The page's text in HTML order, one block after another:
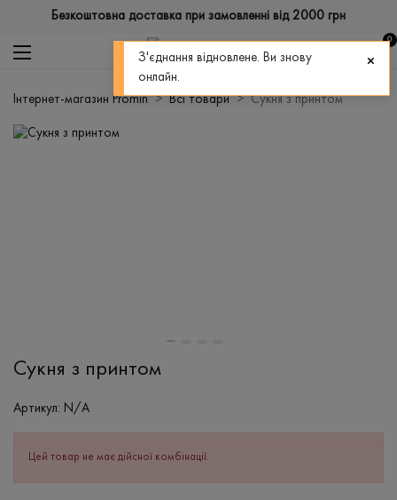
Безкоштовна доставка при замовленні від 2000 грн
0
Інтернет-магазин Promin Всі товари Сукня з принтом
Сукня з принтом
Артикул: N/A
Цей товар не має дійсної комбінації.
З'єднання відновлене. Ви знову
онлайн.